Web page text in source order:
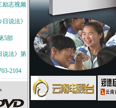
励志视频
说法》
5部
说法》第
2104